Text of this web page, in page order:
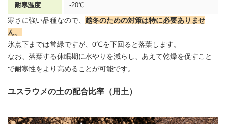
耐寒温度 -20℃
寒さに強い品種なので、 越冬のための対策は特に必要ありませ
ん。
氷点下までは常緑ですが、0℃を下回ると落葉します。
なお、落葉する休眠期に水やりを減らし、あえて乾燥を促すこと
で耐寒性をより高めることが可能です。
ユスラウメの土の配合比率（用土）